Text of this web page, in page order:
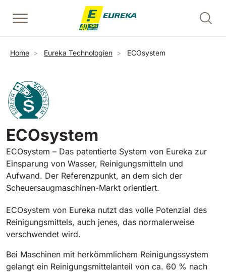
Alle anzeigen
E46
460 mm 1600 m²/h
E50
E55
550 mm 2200 m²/h
Alle anzeigen
Kobra
780 mm 3510 m²/h
Aufsitz-Kehrmaschinen
Tigra
Alle anzeigen
Reinigung von Rolltreppen und Fahrsteigen - Trittstufen
Alle anzeigen
EC52
Pfadnavigation
Home Eureka Technologien ECOsystem
ECOsystem
ECOsystem – Das patentierte System von Eureka zur
Einsparung von Wasser, Reinigungsmitteln und
Aufwand. Der Referenzpunkt, an dem sich der
Scheuersaugmaschinen-Markt orientiert.
ECOsystem von Eureka nutzt das volle Potenzial des
Reinigungsmittels, auch jenes, das normalerweise
verschwendet wird.
Bei Maschinen mit herkömmlichem Reinigungssystem
gelangt ein Reinigungsmittelanteil von ca. 60 % nach